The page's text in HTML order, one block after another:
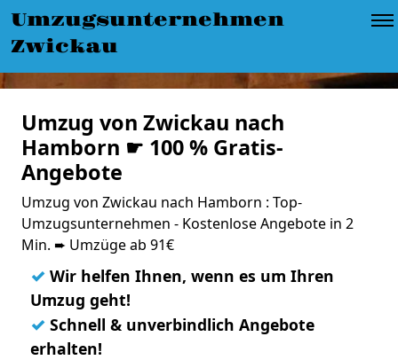
Umzugsunternehmen
Zwickau
Umzug von Zwickau nach
Hamborn ☛ 100 % Gratis-
Angebote
Umzug von Zwickau nach Hamborn : Top-
Umzugsunternehmen - Kostenlose Angebote in 2
Min. ➨ Umzüge ab 91€
✓ Wir helfen Ihnen, wenn es um Ihren
Umzug geht!
✓ Schnell & unverbindlich Angebote
erhalten!